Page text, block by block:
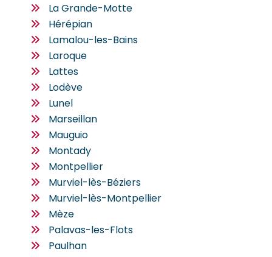
La Grande-Motte
Hérépian
Lamalou-les-Bains
Laroque
Lattes
Lodève
Lunel
Marseillan
Mauguio
Montady
Montpellier
Murviel-lès-Béziers
Murviel-lès-Montpellier
Mèze
Palavas-les-Flots
Paulhan